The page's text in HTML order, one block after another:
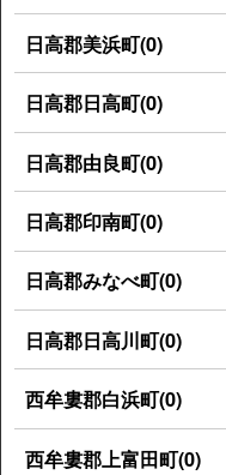
日高郡美浜町(0)
日高郡日高町(0)
日高郡由良町(0)
日高郡印南町(0)
日高郡みなべ町(0)
日高郡日高川町(0)
西牟婁郡白浜町(0)
西牟婁郡上富田町(0)